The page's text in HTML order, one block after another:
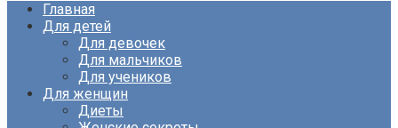
Главная
Для детей
Для девочек
Для мальчиков
Для учеников
Для женщин
Диеты